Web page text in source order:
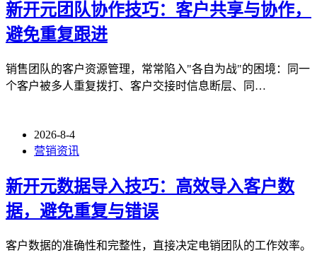
新开元团队协作技巧：客户共享与协作，
避免重复跟进
销售团队的客户资源管理，常常陷入"各自为战"的困境：同一
个客户被多人重复拨打、客户交接时信息断层、同…
2026-8-4
营销资讯
新开元数据导入技巧：高效导入客户数
据，避免重复与错误
客户数据的准确性和完整性，直接决定电销团队的工作效率。